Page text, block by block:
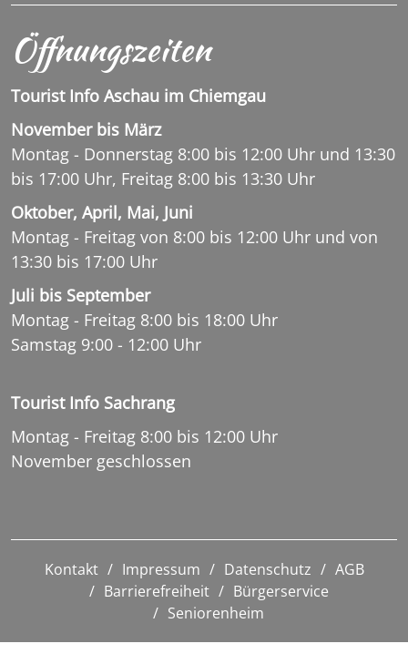
Öffnungszeiten
Tourist Info Aschau im Chiemgau
November bis März
Montag - Donnerstag 8:00 bis 12:00 Uhr und 13:30
bis 17:00 Uhr, Freitag 8:00 bis 13:30 Uhr
Oktober, April, Mai, Juni
Montag - Freitag von 8:00 bis 12:00 Uhr und von
13:30 bis 17:00 Uhr
Juli bis September
Montag - Freitag 8:00 bis 18:00 Uhr
Samstag 9:00 - 12:00 Uhr
Tourist Info Sachrang
Montag - Freitag 8:00 bis 12:00 Uhr
November geschlossen
Kontakt Impressum Datenschutz
AGB
Barrierefreiheit
Bürgerservice
Seniorenheim